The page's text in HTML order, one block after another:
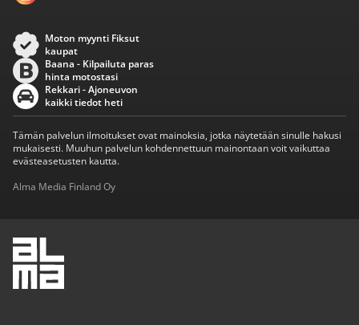
Moton myynti Fiksut
kaupat
Baana - Kilpailuta paras
hinta motostasi
Rekkari - Ajoneuvon
kaikki tiedot heti
Tämän palvelun ilmoitukset ovat mainoksia, jotka näytetään sinulle hakusi
mukaisesti. Muuhun palvelun kohdennettuun mainontaan voit vaikuttaa
evästeasetusten kautta.
Alma Media Finland Oy